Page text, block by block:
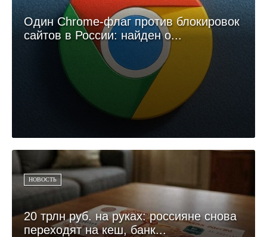
Один Chrome-флаг против блокировок
сайтов в России: найден о...
НОВОСТЬ
20 трлн руб. на руках: россияне снова
переходят на кеш, банк...